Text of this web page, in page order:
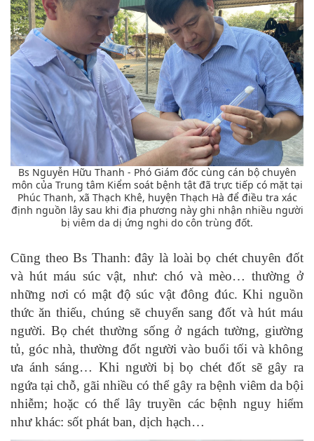
Bs Nguyễn Hữu Thanh - Phó Giám đốc cùng cán bộ chuyên
môn của Trung tâm Kiểm soát bệnh tật đã trực tiếp có mặt tại
Phúc Thanh, xã Thạch Khê, huyện Thạch Hà để điều tra xác
định nguồn lây sau khi địa phương này ghi nhận nhiều người
bị viêm da dị ứng nghi do côn trùng đốt.
Cũng theo Bs Thanh: đây là loài bọ chét chuyên đốt
và hút máu súc vật, như: chó và mèo… thường ở
những nơi có mật độ súc vật đông đúc. Khi nguồn
thức ăn thiếu, chúng sẽ chuyển sang đốt và hút máu
người. Bọ chét thường sống ở ngách tường, giường
tủ, góc nhà, thường đốt người vào buổi tối và không
ưa ánh sáng… Khi người bị bọ chét đốt sẽ gây ra
ngứa tại chỗ, gãi nhiều có thể gây ra bệnh viêm da bội
nhiễm; hoặc có thể lây truyền các bệnh nguy hiểm
như khác: sốt phát ban, dịch hạch…